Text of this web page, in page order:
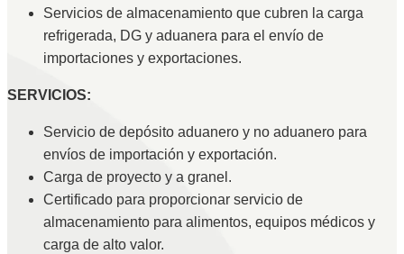
Servicios de almacenamiento que cubren la carga
refrigerada, DG y aduanera para el envío de
importaciones y exportaciones.
SERVICIOS:
Servicio de depósito aduanero y no aduanero para
envíos de importación y exportación.
Carga de proyecto y a granel.
Certificado para proporcionar servicio de
almacenamiento para alimentos, equipos médicos y
carga de alto valor.